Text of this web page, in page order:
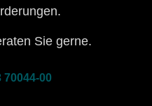
Sie gerne.
70044-00